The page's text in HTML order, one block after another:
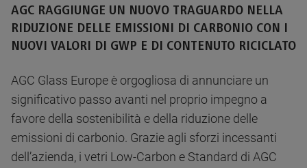
AGC RAGGIUNGE UN NUOVO TRAGUARDO NELLA
RIDUZIONE DELLE EMISSIONI DI CARBONIO CON I
NUOVI VALORI DI GWP E DI CONTENUTO RICICLATO
AGC Glass Europe è orgogliosa di annunciare un
significativo passo avanti nel proprio impegno a
favore della sostenibilità e della riduzione delle
emissioni di carbonio. Grazie agli sforzi incessanti
dell’azienda, i vetri Low-Carbon e Standard di AGC